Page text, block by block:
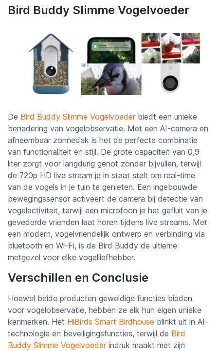
Bird Buddy Slimme Vogelvoeder
De Bird Buddy Slimme Vogelvoederbiedt een unieke
benadering van vogelobservatie. Met een AI-camera en
afneembaar zonnedak is het de perfecte combinatie
van functionaliteit en stijl. De grote capaciteit van 0,9
liter zorgt voor langdurig genot zonder bijvullen, terwijl
de 720p HD live stream je in staat stelt om real-time
van de vogels in je tuin te genieten. Een ingebouwde
bewegingssensor activeert de camera bij detectie van
vogelactiviteit, terwijl een microfoon je het gefluit van je
gevederde vrienden laat horen tijdens live streams. Met
een modern, vogelvriendelijk ontwerp en verbinding via
bluetooth en Wi-Fi, is de Bird Buddy de ultieme
metgezel voor elke vogelliefhebber.
Verschillen en Conclusie
Hoewel beide producten geweldige functies bieden
voor vogelobservatie, hebben ze elk hun eigen unieke
kenmerken. Het HiBirds Smart Birdhouse blinkt uit in AI-
technologie en beveiligingsfuncties, terwijl de Bird
Buddy Slimme Vogelvoeder indruk maakt met zijn